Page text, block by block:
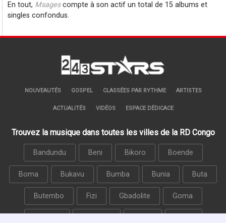
En tout, Msagescompte à son actif un total de 15 albums et
singles confondus.
NOUVEAUTÉS GOSPEL CLASSÉES PAR RYTHME ARTISTES
ACTUALITÉS VIDÉOS ESPACE DÉDICACE
Trouvez la musique dans toutes les villes de la RD Congo
Bandundu Beni Bikoro Boende
Boma Bukavu Bumba Bunia Buta
Butembo Fizi Gbadolite Goma